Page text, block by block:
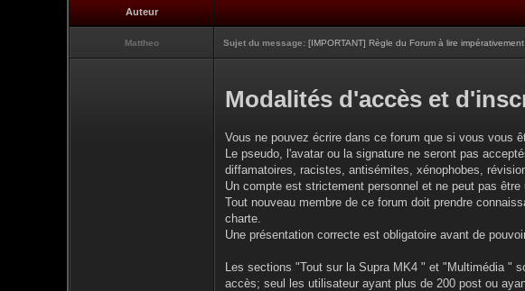
Auteur
Mattheo Sujet du message: [IMPORTANT] Règle du Forum à lire impérativement
Modalités d'accès et
Vous ne pouvez écrire dans ce forum que si vous vous
Le pseudo, l'avatar ou la signature ne seront pas
diffamatoires, racistes, antisémites, xénophobes,
Un compte est strictement personnel et ne peut pas
Tout nouveau membre de ce forum doit prendre
charte.
Une présentation correcte est obligatoire avant de
Les sections "Tout sur la Supra MK4 " et "Multimédia "
accès; seul les utilisateur ayant plus de 200 post ou